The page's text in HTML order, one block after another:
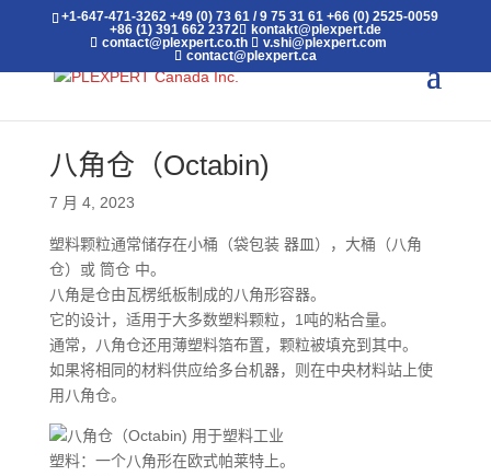
+1-647-471-3262 +49 (0) 73 61 / 9 75 31 61+66 (0) 2525-0059
+86 (1) 391 662 2372
kontakt@plexpert.de
contact@plexpert.co.th
v.shi@plexpert.com
contact@plexpert.ca
八角仓（Octabin)
7 月 4, 2023
塑料颗粒通常储存在小桶（袋包装 器皿），大桶（八角
仓）或 筒仓 中。
八角是仓由瓦楞纸板制成的八角形容器。
它的设计，适用于大多数塑料颗粒，1吨的粘合量。
通常，八角仓还用薄塑料箔布置，颗粒被填充到其中。
如果将相同的材料供应给多台机器，则在中央材料站上使
用八角仓。
塑料：一个八角形在欧式帕莱特上。